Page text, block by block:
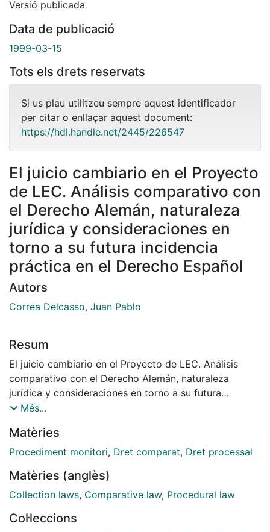
Versió publicada
Data de publicació
1999-03-15
Tots els drets reservats
Si us plau utilitzeu sempre aquest identificador
per citar o enllaçar aquest document:
https://hdl.handle.net/2445/226547
El juicio cambiario en el Proyecto
de LEC. Análisis comparativo con
el Derecho Alemán, naturaleza
jurídica y consideraciones en
torno a su futura incidencia
práctica en el Derecho Español
Autors
Correa Delcasso, Juan Pablo
Resum
El juicio cambiario en el Proyecto de LEC. Análisis
comparativo con el Derecho Alemán, naturaleza
jurídica y consideraciones en torno a su futura
incidencia práctica en el Derecho Español
Més...
Matèries
Procediment monitori, Dret comparat, Dret processal
Matèries (anglès)
Collection laws, Comparative law, Procedural law
Col·leccions